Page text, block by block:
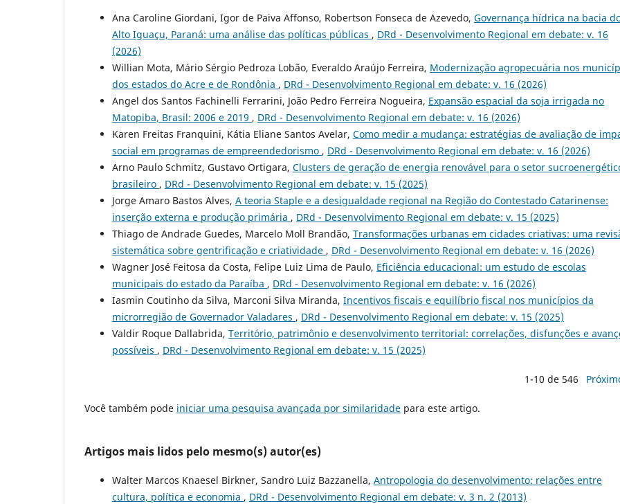
Ana Caroline Giordani, Igor de Paiva Affonso, Robertson Fonseca de Azevedo, Governança hídrica na bacia
Alto Iguaçu, Paraná: uma análise das políticas públicas , DRd - Desenvolvimento Regional em debate: v. 16
(2026)
Willian Mota, Mário Sérgio Pedroza Lobão, Everaldo Araújo Ferreira, Modernização agropecuária nos
dos estados do Acre e de Rondônia , DRd - Desenvolvimento Regional em debate: v. 16 (2026)
Angel dos Santos Fachinelli Ferrarini, João Pedro Ferreira Nogueira, Expansão espacial da soja irrigada no
Matopiba, Brasil: 2006 e 2019 , DRd - Desenvolvimento Regional em debate: v. 16 (2026)
Karen Freitas Franquini, Kátia Eliane Santos Avelar, Como medir a mudança: estratégias de avaliação de
social em programas de empreendedorismo , DRd - Desenvolvimento Regional em debate: v. 16 (2026)
Arno Paulo Schmitz, Gustavo Ortigara, Clusters de geração de energia renovável para o setor
brasileiro , DRd - Desenvolvimento Regional em debate: v. 15 (2025)
Jorge Amaro Bastos Alves, A teoria Staple e a desigualdade regional na Região do Contestado Catarinense:
inserção externa e produção primária , DRd - Desenvolvimento Regional em debate: v. 15 (2025)
Thiago de Andrade Guedes, Marcelo Moll Brandão, Transformações urbanas em cidades criativas: uma
sistemática sobre gentrificação e criatividade , DRd - Desenvolvimento Regional em debate: v. 16 (2026)
Wagner José Feitosa da Costa, Felipe Luiz Lima de Paulo, Eficiência educacional: um estudo de escolas
municipais do estado da Paraíba , DRd - Desenvolvimento Regional em debate: v. 16 (2026)
Iasmin Coutinho da Silva, Marconi Silva Miranda, Incentivos fiscais e equilíbrio fiscal nos municípios da
microrregião de Governador Valadares , DRd - Desenvolvimento Regional em debate: v. 15 (2025)
Valdir Roque Dallabrida, Território, patrimônio e desenvolvimento territorial: correlações, disfunções e
possíveis , DRd - Desenvolvimento Regional em debate: v. 15 (2025)
1-10 de 546
Você também pode iniciar uma pesquisa avançada por similaridade para este artigo.
Artigos mais lidos pelo mesmo(s) autor(es)
Walter Marcos Knaesel Birkner, Sandro Luiz Bazzanella, Antropologia do desenvolvimento: relações entre
cultura, política e economia , DRd - Desenvolvimento Regional em debate: v. 3 n. 2 (2013)